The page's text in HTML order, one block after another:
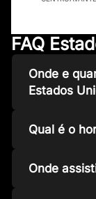
FAQ
Onde e
Estados
Qual é o
Onde